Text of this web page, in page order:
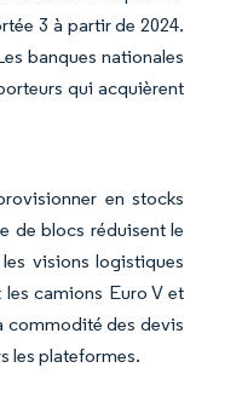
3 à partir de 2024.
banques nationales
qui acquièrent
en stocks
de blocs réduisent le
visions logistiques
camions Euro V et
commodité des devis
les plateformes.